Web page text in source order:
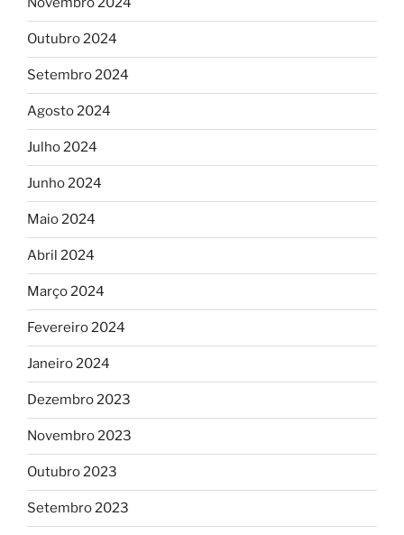
Outubro 2024
Setembro 2024
Agosto 2024
Julho 2024
Junho 2024
Maio 2024
Abril 2024
Março 2024
Fevereiro 2024
Janeiro 2024
Dezembro 2023
Novembro 2023
Outubro 2023
Setembro 2023